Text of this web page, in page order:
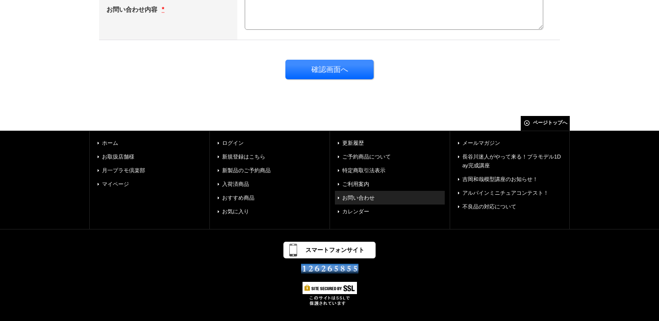
お問い合わせ内容 *
ページトップへ
ホーム
お取扱店舗様
月一プラモ倶楽部
マイページ
ログイン
新規登録はこちら
新製品のご予約商品
入荷済商品
おすすめ商品
お気に入り
更新履歴
ご予約商品について
特定商取引法表示
ご利用案内
お問い合わせ
カレンダー
メールマガジン
長谷川迷人がやって来る！プラモデル1D
ay完成講座
吉岡和哉模型講座のお知らせ！
アルパインミニチュアコンテスト！
不良品の対応について
スマートフォンサイト